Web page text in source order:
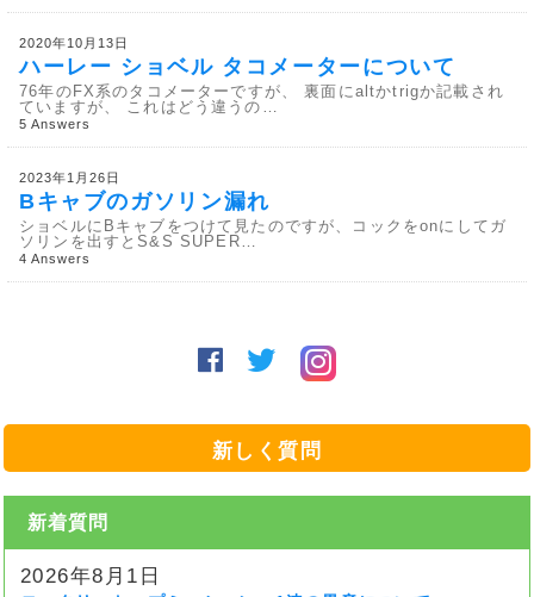
2020年10月13日
ハーレー ショベル タコメーターについて
76年のFX系のタコメーターですが、 裏面にaltかtrigか記載され
ていますが、 これはどう違うの…
5 Answers
2023年1月26日
Bキャブのガソリン漏れ
ショベルにBキャブをつけて見たのですが、コックをonにしてガ
ソリンを出すとS&S SUPER…
4 Answers
新しく質問
新着質問
2026年8月1日